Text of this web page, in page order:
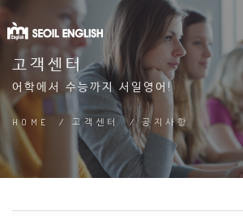
고객센터
어학에서 수능까지 서일영어!
HOME /고객센터 /공지사항
Sketchbook5, 스케